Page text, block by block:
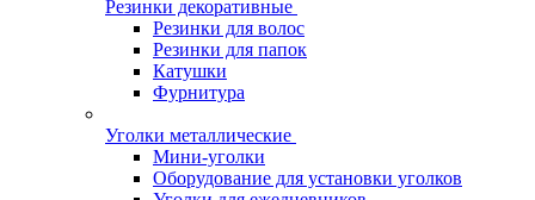
Резинки декоративные
Резинки для волос
Резинки для папок
Катушки
Фурнитура
Уголки металлические
Мини-уголки
Оборудование для установки уголков